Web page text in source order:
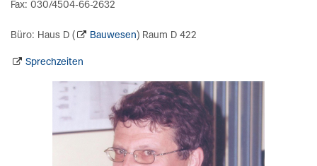
Fax: 030/4504-66-2632
Büro: Haus D ( Bauwesen) Raum D 422
Sprechzeiten